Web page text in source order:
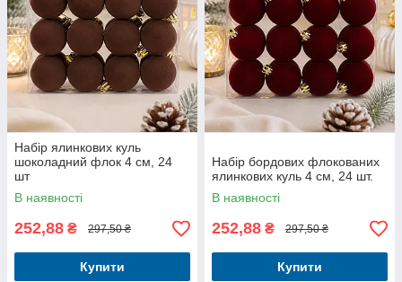
Набір ялинкових куль
шоколадний флок 4 см, 24
шт
В наявності
252,88 ₴ 297,50 ₴
Купити
Набір бордових флокованих
ялинкових куль 4 см, 24 шт.
В наявності
252,88 ₴ 297,50 ₴
Купити